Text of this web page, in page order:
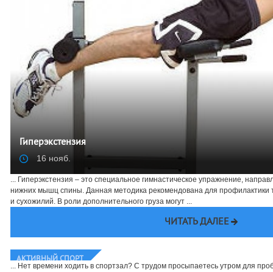
Гиперэкстензия
16 нояб.
... Гиперэкстензия – это специальное гимнастическое упражнение,
нижних мышц спины. Данная методика рекомендована для профилактики
и сухожилий. В роли дополнительного груза могут ...
ЧИТАТЬ ДАЛЕЕ
АКТИВНЫЙ СПОРТ
... Нет времени ходить в спортзал? С трудом просыпаетесь утром для